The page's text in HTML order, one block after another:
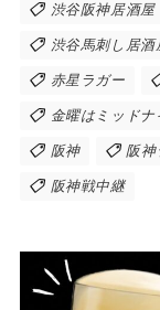
渋谷阪神居酒屋
渋谷馬刺し居酒
赤星ラガー
金曜はミッドナ
阪神 阪神
阪神戦中継